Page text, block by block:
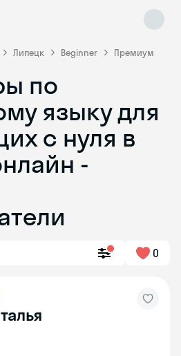
Липецк Beginner Премиум
по
языку для
с нуля в
-
0